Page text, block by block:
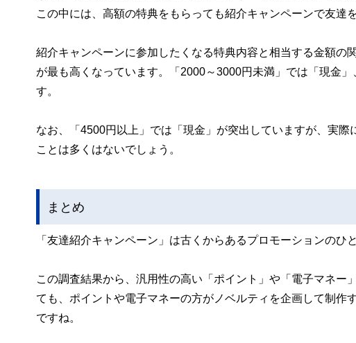
この中には、高額の特典をもらっても紹介キャンペーンで友達
紹介キャンペーンに参加したくなる特典内容と相当する金額の
が最も高くなっています。「2000～3000円未満」では「現金
す。
なお、「4500円以上」では「現金」が突出していますが、実
ことは多くはないでしょう。
まとめ
「友達紹介キャンペーン」は古くからあるプロモーションのひ
この調査結果から、汎用性の高い「ポイント」や「電子マネー
ても、ポイントや電子マネーの方がノベルティを企画して制作
ですね。